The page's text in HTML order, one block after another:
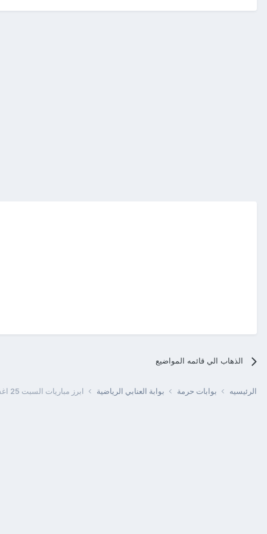
الذهاب الي قائمه المواضيع
الرئيسيه بوابات حرمة بوابة العنابي الرياضية ابرز مباريات السبت 25 اغسطس